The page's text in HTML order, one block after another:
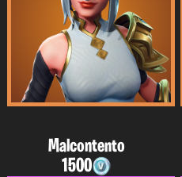
Malcontento
1500